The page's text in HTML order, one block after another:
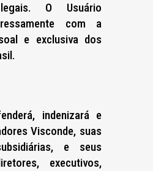
O Usuário
com a
e exclusiva dos
indenizará e
Visconde, suas
e seus
executivos,